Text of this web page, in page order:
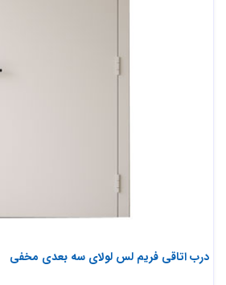
درب اتاقی فریم لس لولای سه بعدی مخفی